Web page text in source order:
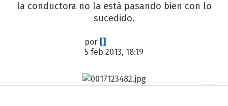
la conductora no la está pasando bien con lo
sucedido.
por []
5 feb 2013, 18:19